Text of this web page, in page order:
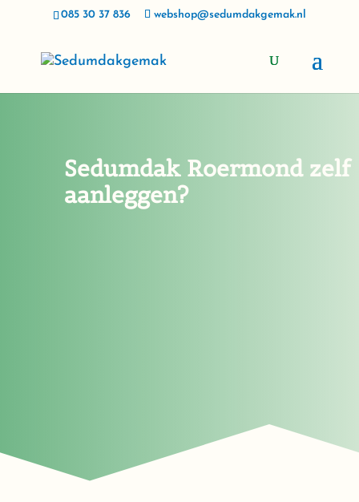
085 30 37 836 webshop@sedumdakgemak.nl
Sedumdak Roermond zelf
aanleggen?